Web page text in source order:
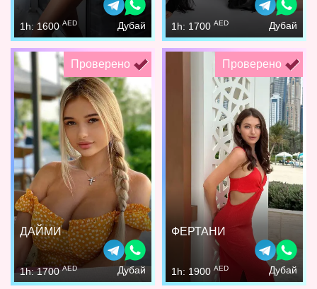
1h: 1600AED Дубай 1h: 1700 AED Дубай
Проверено
ДАЙМИ
1h: 1700AED Дубай
Проверено
ФЕРТАНИ
1h: 1900 AED Дубай